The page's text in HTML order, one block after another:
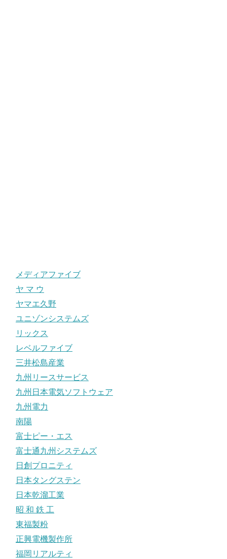
メディアファイブ
ヤ マ ウ
ヤマエ久野
ユニゾンシステムズ
リックス
レベルファイブ
三井松島産業
九州リースサービス
九州日本電気ソフトウェア
九州電力
南陽
富士ピー・エス
富士通九州システムズ
日創プロニティ
日本タングステン
日本乾溜工業
昭 和 鉄 工
東福製粉
正興電機製作所
福岡リアルティ